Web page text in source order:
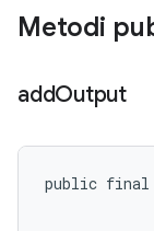
Metodi
addOutput
public final